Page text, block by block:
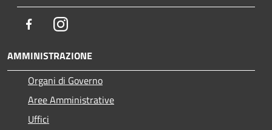
FacebookInstagram
AMMINISTRAZIONE
Organi di Governo
Aree Amministrative
Uffici